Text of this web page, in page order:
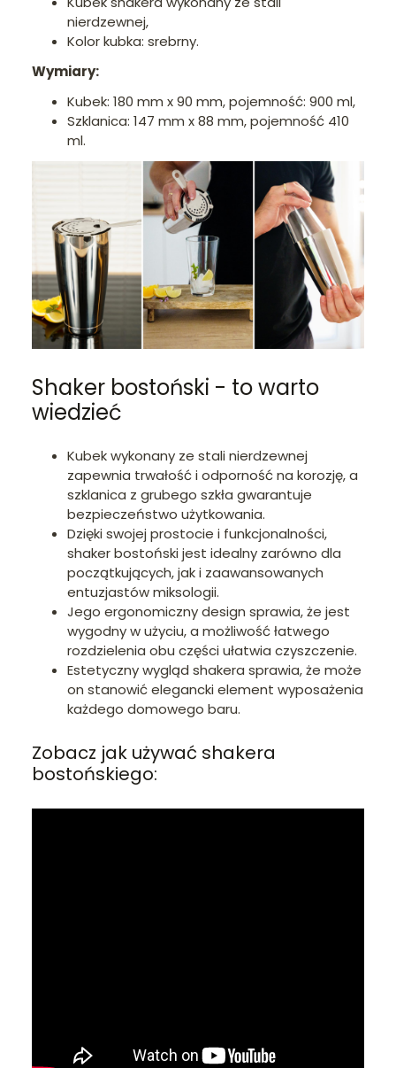
nierdzewnej,
Kolor kubka: srebrny.
Wymiary:
Kubek: 180 mm x 90 mm, pojemność: 900 ml,
Szklanica: 147 mm x 88 mm, pojemność 410
ml.
Shaker bostoński - to warto
wiedzieć
Kubek wykonany ze stali nierdzewnej
zapewnia trwałość i odporność na korozję, a
szklanica z grubego szkła gwarantuje
bezpieczeństwo użytkowania.
Dzięki swojej prostocie i funkcjonalności,
shaker bostoński jest idealny zarówno dla
początkujących, jak i zaawansowanych
entuzjastów miksologii.
Jego ergonomiczny design sprawia, że jest
wygodny w użyciu, a możliwość łatwego
rozdzielenia obu części ułatwia czyszczenie.
Estetyczny wygląd shakera sprawia, że może
on stanowić elegancki element wyposażenia
każdego domowego baru.
Zobacz jak używać shakera
bostońskiego: